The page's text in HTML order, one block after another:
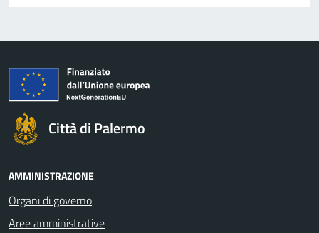
Città di Palermo
AMMINISTRAZIONE
Organi di governo
Aree amministrative